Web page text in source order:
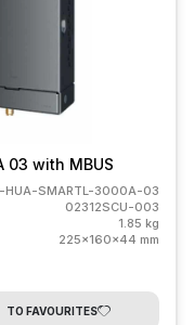
03 with MBUS
HUA-SMARTL-3000A-03
02312SCU-003
1.85 kg
225x160x44 mm
TO FAVOURITES